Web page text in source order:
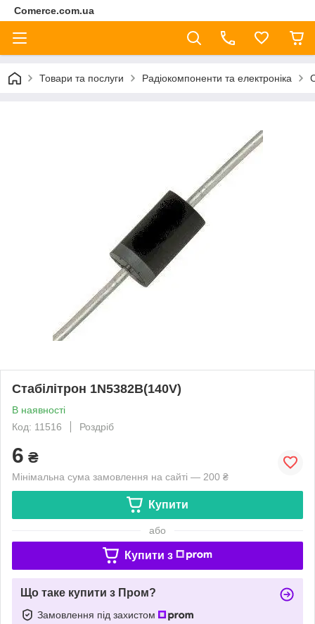
Comerce.com.ua
Товари та послуги Радіокомпоненти та електроніка
Стабілітрон 1N5382B(140V)
В наявності
Код: 11516
Роздріб
6 ₴
Мінімальна сума замовлення на сайті — 200 ₴
Купити
або
Купити з
Що таке купити з Пром?
Замовлення під захистом